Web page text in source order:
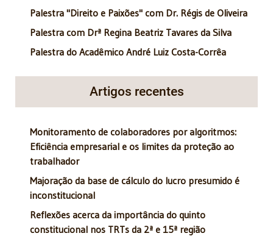
Palestra "Direito e Paixões" com Dr. Régis de Oliveira
Palestra com Drª Regina Beatriz Tavares da Silva
Palestra do Acadêmico André Luiz Costa-Corrêa
Artigos recentes
Monitoramento de colaboradores por algoritmos:
Eficiência empresarial e os limites da proteção ao
trabalhador
Majoração da base de cálculo do lucro presumido é
inconstitucional
Reflexões acerca da importância do quinto
constitucional nos TRTs da 2ª e 15ª região